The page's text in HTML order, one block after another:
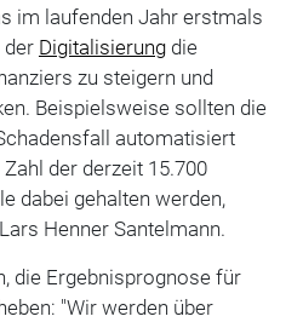
im laufenden Jahr erstmals
der Digitalisierungdie
zu steigern und
Beispielsweise sollten die
automatisiert
der derzeit 15.700
dabei gehalten werden,
Henner Santelmann.
die Ergebnisprognose für
"Wir werden über